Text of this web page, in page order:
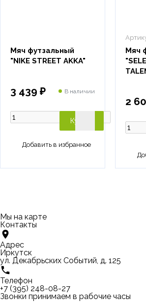
Мяч футзальный
"NIKE STREET AKKA"
3 439 ₽ В наличии
Купить
Мяч
2
Мы на карте
Контакты
Адрес
Иркутск
ул. Декабрьских Событий, д. 125
Телефон
+7 (395) 248-08-27
Звонки принимаем в рабочие часы